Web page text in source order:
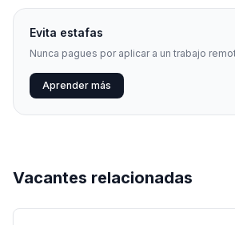
Evita estafas
Nunca pagues por aplicar a un trabajo
Aprender más
Vacantes relacionadas